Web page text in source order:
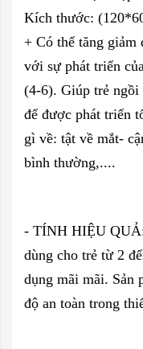
Kích thước:
+ Có thể tăng giảm
với sự phát triển
(4-6). Giúp trẻ
để được phát triển
gì về: tật về mắt-
bình thường,....
- TÍNH HIỆU
dùng cho trẻ từ 2
dụng mãi mãi. Sản
độ an toàn trong